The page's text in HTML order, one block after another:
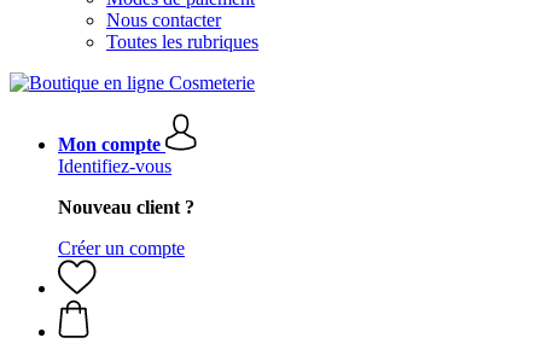
Nous contacter
Toutes les rubriques
Mon compte
Identifiez-vous
Nouveau client ?
Créer un compte